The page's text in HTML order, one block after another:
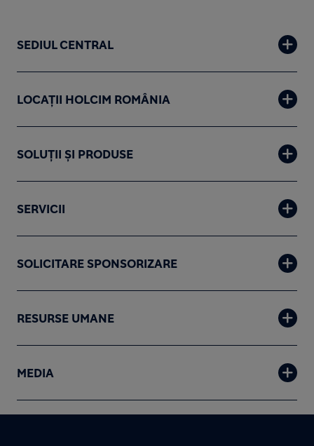
SEDIUL CENTRAL
LOCAȚII HOLCIM ROMÂNIA
SOLUȚII ȘI PRODUSE
SERVICII
SOLICITARE SPONSORIZARE
RESURSE UMANE
MEDIA